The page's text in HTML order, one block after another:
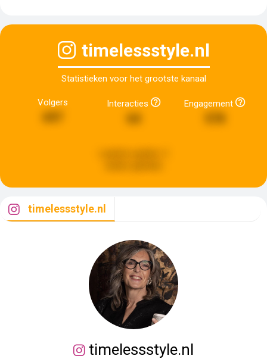
timelessstyle.nl
Statistieken voor het grootste kanaal
Volgers Interacties Engagement
timelessstyle.nl
timelessstyle.nl